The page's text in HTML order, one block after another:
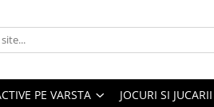
PE VARSTA JOCURI SI